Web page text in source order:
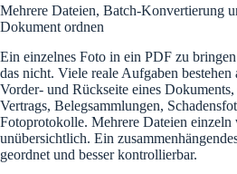
Mehrere Dateien, Batch-Konvertierung
Dokument ordnen
Ein einzelnes Foto in ein PDF zu
das nicht. Viele reale Aufgaben bestehen
Vorder- und Rückseite eines Dokuments,
Vertrags, Belegsammlungen,
Fotoprotokolle. Mehrere Dateien einzeln
unübersichtlich. Ein
geordnet und besser kontrollierbar.